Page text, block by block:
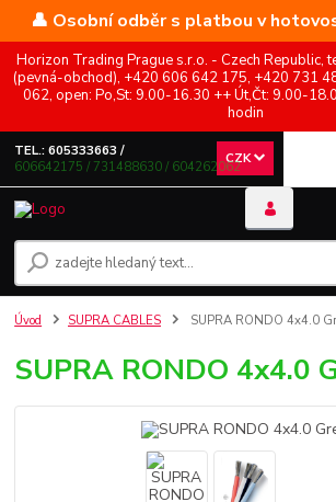
👤 Osobní odběr s platbou v
Horizon Trading Prague s.r.o. - Czech Republic,
(pevná-obchod), +420 606 642 175, +420 731
062, open: Po,St: 9.00-16.30 ++ Út,Čt: 9.00-
hodin
CZK
TEL.: 605333663 /
606642175 / 731488630 / 604262062
Úvod SUPRA CABLES SUPRA RONDO 4x4.0
SUPRA RONDO 4x4.0